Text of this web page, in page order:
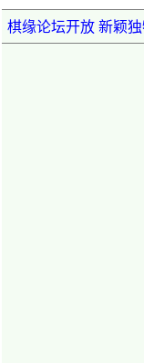
棋缘论坛开放 新颖